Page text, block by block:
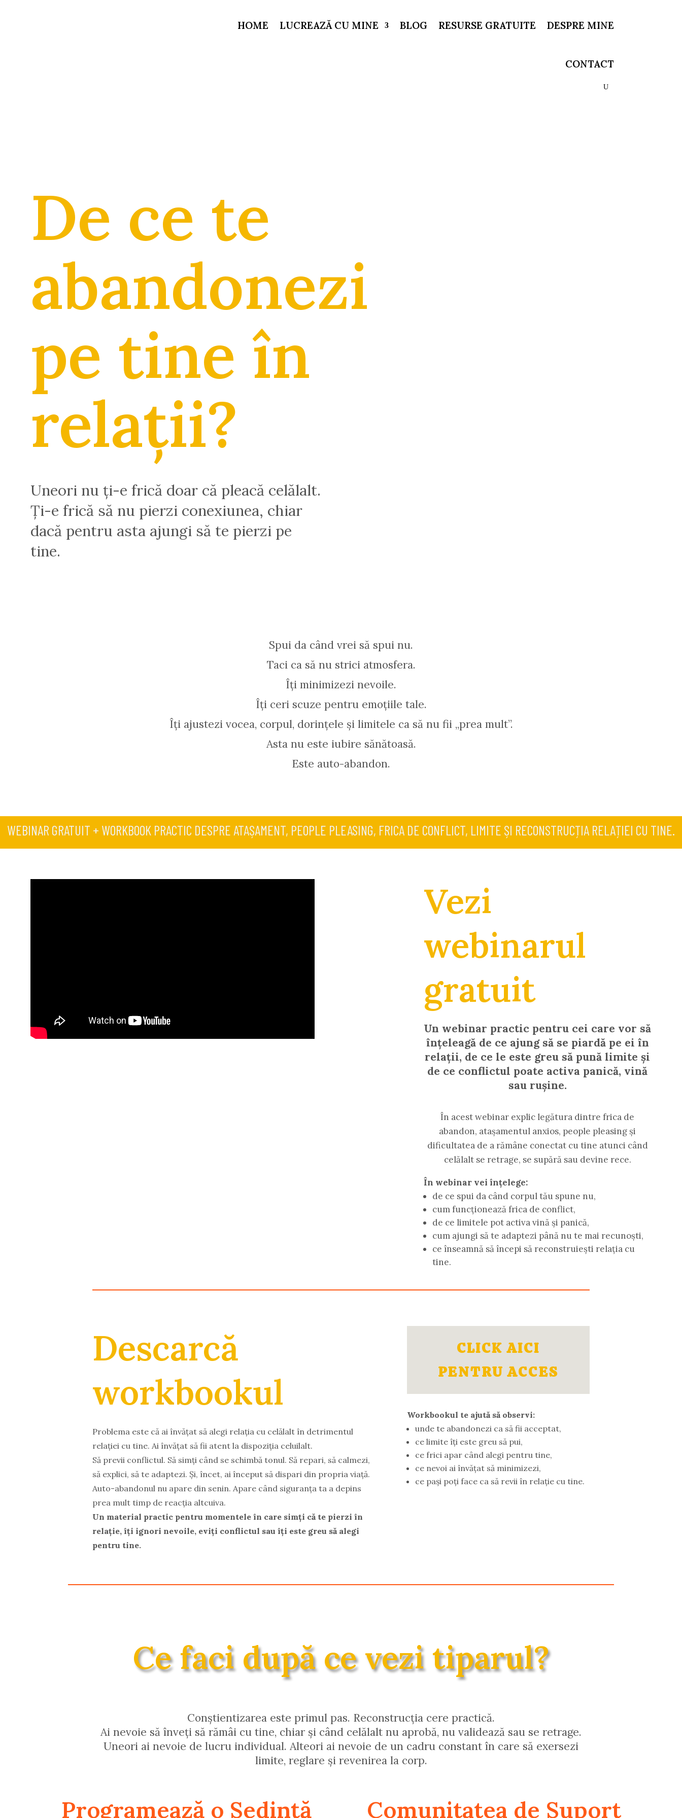
HOME LUCREAZĂ CU MINE BLOG RESURSE GRATUITE DESPRE MINE
CONTACT
De ce te
abandonezi
pe tine în
relații?
Uneori nu ți-e frică doar că pleacă celălalt.
Ți-e frică să nu pierzi conexiunea, chiar
dacă pentru asta ajungi să te pierzi pe
tine.
Spui da când vrei să spui nu.
Taci ca să nu strici atmosfera.
Îți minimizezi nevoile.
Îți ceri scuze pentru emoțiile tale.
Îți ajustezi vocea, corpul, dorințele și limitele ca să nu fii „prea mult”.
Asta nu este iubire sănătoasă.
Este auto-abandon.
WEBINAR GRATUIT + WORKBOOK PRACTIC DESPRE ATAȘAMENT, PEOPLE PLEASING, FRICA DE CONFLICT, LIMITE ȘI RECONSTRUCȚIA RELAȚIEI CU TINE.
Vezi
webinarul
gratuit
Un webinar practic pentru cei care vor să
înțeleagă de ce ajung să se piardă pe ei în
relații, de ce le este greu să pună limite și
de ce conflictul poate activa panică, vină
sau rușine.
În acest webinar explic legătura dintre frica de
abandon, atașamentul anxios, people pleasing și
dificultatea de a rămâne conectat cu tine atunci când
celălalt se retrage, se supără sau devine rece.
În webinar vei înțelege:
de ce spui da când corpul tău spune nu,
cum funcționează frica de conflict,
de ce limitele pot activa vină și panică,
cum ajungi să te adaptezi până nu te mai recunoști,
ce înseamnă să începi să reconstruiești relația cu
tine.
Descarcă
workbookul
Problema este că ai învățat să alegi relația cu celălalt în detrimentul
relației cu tine. Ai învățat să fii atent la dispoziția celuilalt.
Să previi conflictul. Să simți când se schimbă tonul. Să repari, să calmezi,
să explici, să te adaptezi. Și, încet, ai început să dispari din propria viață.
Auto-abandonul nu apare din senin. Apare când siguranța ta a depins
prea mult timp de reacția altcuiva.
Un material practic pentru momentele în care simți că te pierzi în
relație, îți ignori nevoile, eviți conflictul sau îți este greu să alegi
pentru tine.
CLICK AICI
PENTRU ACCES
Workbookul te ajută să observi:
unde te abandonezi ca să fii acceptat,
ce limite îți este greu să pui,
ce frici apar când alegi pentru tine,
ce nevoi ai învățat să minimizezi,
ce pași poți face ca să revii în relație cu tine.
Ce faci după ce vezi tiparul?
Conștientizarea este primul pas. Reconstrucția cere practică.
Ai nevoie să înveți să rămâi cu tine, chiar și când celălalt nu aprobă, nu validează sau se retrage.
Uneori ai nevoie de lucru individual. Alteori ai nevoie de un cadru constant în care să exersezi
limite, reglare și revenirea la corp.
Programează o Sedință Comunitatea de Suport